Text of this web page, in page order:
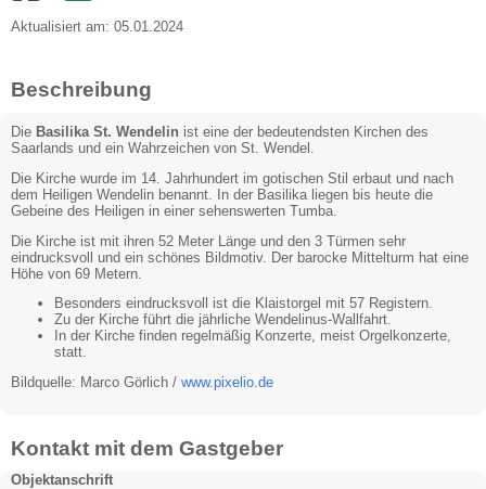
Aktualisiert am: 05.01.2024
Beschreibung
Die Basilika St. Wendelin ist eine der bedeutendsten Kirchen des
Saarlands und ein Wahrzeichen von St. Wendel.
Die Kirche wurde im 14. Jahrhundert im gotischen Stil erbaut und nach
dem Heiligen Wendelin benannt. In der Basilika liegen bis heute die
Gebeine des Heiligen in einer sehenswerten Tumba.
Die Kirche ist mit ihren 52 Meter Länge und den 3 Türmen sehr
eindrucksvoll und ein schönes Bildmotiv. Der barocke Mittelturm hat eine
Höhe von 69 Metern.
Besonders eindrucksvoll ist die Klaistorgel mit 57 Registern.
Zu der Kirche führt die jährliche Wendelinus-Wallfahrt.
In der Kirche finden regelmäßig Konzerte, meist Orgelkonzerte,
statt.
Bildquelle: Marco Görlich / www.pixelio.de
Kontakt mit dem Gastgeber
Objektanschrift